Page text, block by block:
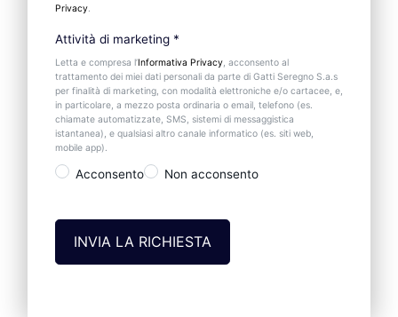
Privacy.
Attività di marketing *
Letta e compresa l’Informativa Privacy, acconsento al
trattamento dei miei dati personali da parte di Gatti Seregno S.a.s
per finalità di marketing, con modalità elettroniche e/o cartacee, e,
in particolare, a mezzo posta ordinaria o email, telefono (es.
chiamate automatizzate, SMS, sistemi di messaggistica
istantanea), e qualsiasi altro canale informatico (es. siti web,
mobile app).
Acconsento Non acconsento